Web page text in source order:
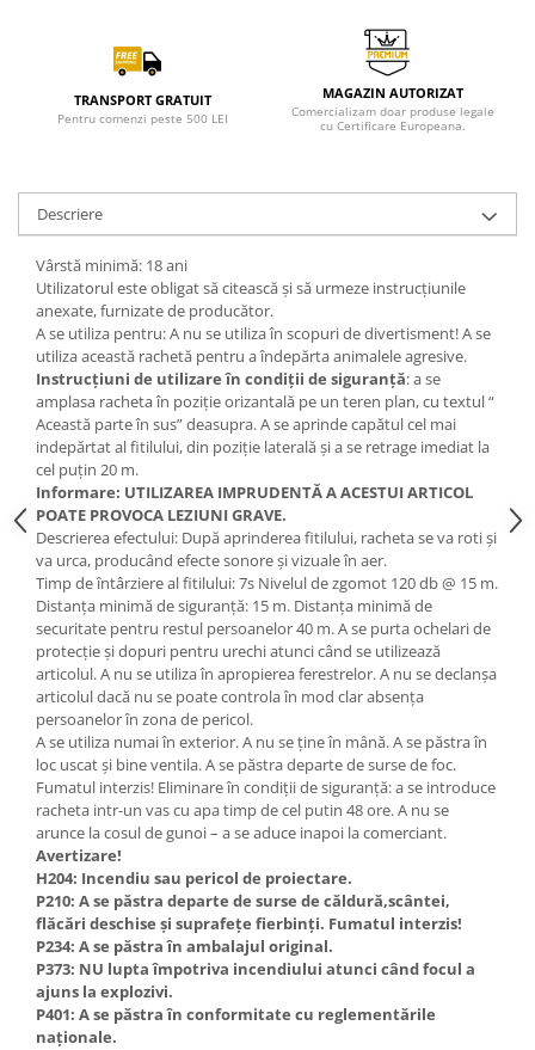
TRANSPORT GRATUIT
Pentru comenzi peste 500 LEI
MAGAZIN AUTORIZAT
Comercializam doar produse legale
cu Certificare Europeana.
Descriere
Vârstă minimă: 18 ani
Utilizatorul este obligat să citească și să urmeze instrucțiunile
anexate, furnizate de producător.
A se utiliza pentru: A nu se utiliza în scopuri de divertisment! A se
utiliza această rachetă pentru a îndepărta animalele agresive.
Instrucțiuni de utilizare în condiții de siguranță: a se
amplasa racheta în poziție orizantală pe un teren plan, cu textul “
Această parte în sus” deasupra. A se aprinde capătul cel mai
indepărtat al fitilului, din poziție laterală și a se retrage imediat la
cel puțin 20 m.
Informare: UTILIZAREA IMPRUDENTĂ A ACESTUI ARTICOL
POATE PROVOCA LEZIUNI GRAVE.
Descrierea efectului: După aprinderea fitilului, racheta se va roti și
va urca, producând efecte sonore și vizuale în aer.
Timp de întârziere al fitilului: 7s Nivelul de zgomot 120 db @ 15 m.
Distanța minimă de siguranță: 15 m. Distanța minimă de
securitate pentru restul persoanelor 40 m. A se purta ochelari de
protecție și dopuri pentru urechi atunci când se utilizează
articolul. A nu se utiliza în apropierea ferestrelor. A nu se declanșa
articolul dacă nu se poate controla în mod clar absența
persoanelor în zona de pericol.
A se utiliza numai în exterior. A nu se ține în mână. A se păstra în
loc uscat și bine ventila. A se păstra departe de surse de foc.
Fumatul interzis! Eliminare în condiții de siguranță: a se introduce
racheta intr-un vas cu apa timp de cel putin 48 ore. A nu se
arunce la cosul de gunoi – a se aduce inapoi la comerciant.
Avertizare!
H204: Incendiu sau pericol de proiectare.
P210: A se păstra departe de surse de căldură,scântei,
flăcări deschise și suprafețe fierbinți. Fumatul interzis!
P234: A se păstra în ambalajul original.
P373: NU lupta împotriva incendiului atunci când focul a
ajuns la explozivi.
P401: A se păstra în conformitate cu reglementările
naționale.